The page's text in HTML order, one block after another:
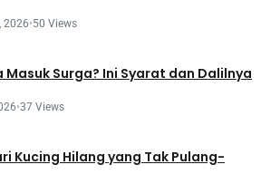
2026•50 Views
Masuk Surga? Ini Syarat dan Dalilnya
•37 Views
Kucing Hilang yang Tak Pulang-